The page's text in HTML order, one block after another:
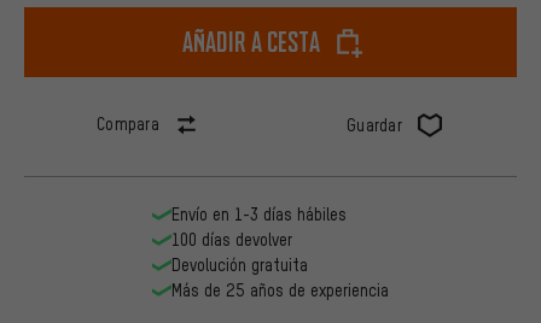
Añadir a cesta
Compara Guardar
Envío en 1-3 días hábiles
100 días devolver
Devolución gratuita
Más de 25 años de experiencia